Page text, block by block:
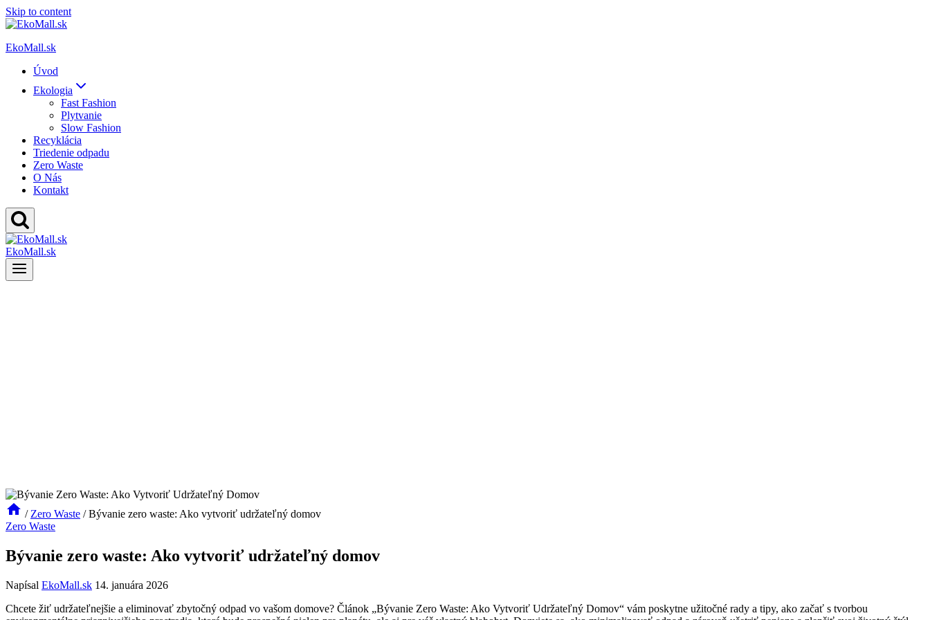
Skip to content
EkoMall.sk
Úvod
Ekologia
Fast Fashion
Plytvanie
Slow Fashion
Recyklácia
Triedenie odpadu
Zero Waste
O Nás
Kontakt
EkoMall.sk
/ Zero Waste / Bývanie zero waste: Ako vytvoriť udržateľný domov
Zero Waste
Bývanie zero waste: Ako vytvoriť udržateľný domov
Napísal EkoMall.sk 14. januára 2026
Chcete žiť udržateľnejšie a eliminovať zbytočný odpad vo vašom domove? Článok „Bývanie Zero Waste: Ako Vytvoriť Udržateľný Domov“ vám poskytne užitočné rady a tipy, ako začať s tvorbou